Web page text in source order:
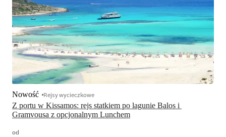
Z portu w Kissamos: rejs statkiem po lagunie Balos i
Gramvousa z opcjonalnym Lunchem
Nowość Rejsy wycieczkowe
od